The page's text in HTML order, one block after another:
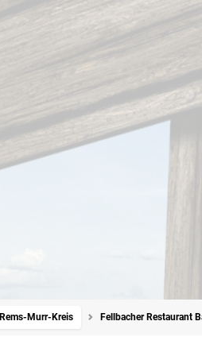
Rems-Murr-Kreis Fellbacher Restaurant